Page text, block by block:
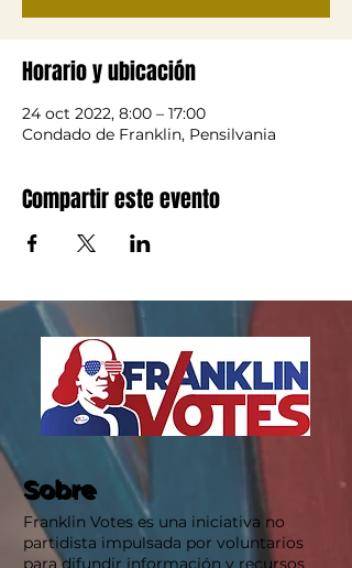
Horario y ubicación
24 oct 2022, 8:00 – 17:00
Condado de Franklin, Pensilvania
Compartir este evento
Sobre
Sobre
Franklin Votes es una iniciativa no
partidista impulsada por voluntarios
para difundir información y recursos